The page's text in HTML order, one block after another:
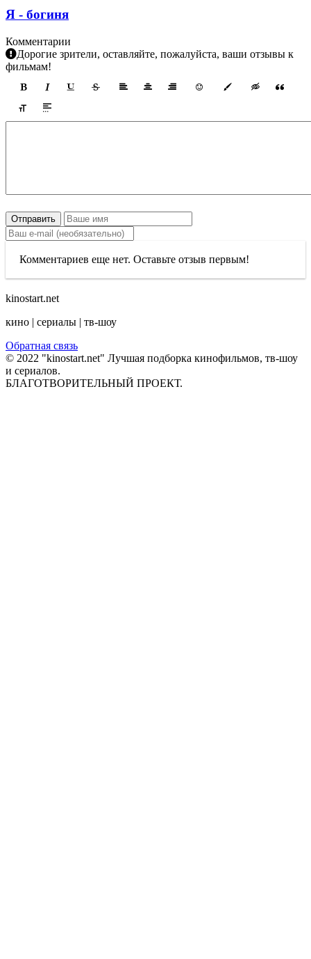
Я - богиня
Комментарии
Дорогие зрители, оставляйте, пожалуйста, ваши отзывы к
фильмам!
Отправить
Комментариев еще нет. Оставьте отзыв первым!
kinostart.net
кино | сериалы | тв-шоу
Обратная связь
© 2022 "kinostart.net" Лучшая подборка кинофильмов, тв-шоу
и сериалов.
БЛАГОТВОРИТЕЛЬНЫЙ ПРОЕКТ.